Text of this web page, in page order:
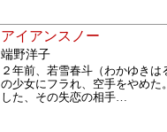
アイアンスノー
端野洋子
２年前、若雪春斗（わかゆきは
の少女にフラれ、空手をやめた
した、その失恋の相手…